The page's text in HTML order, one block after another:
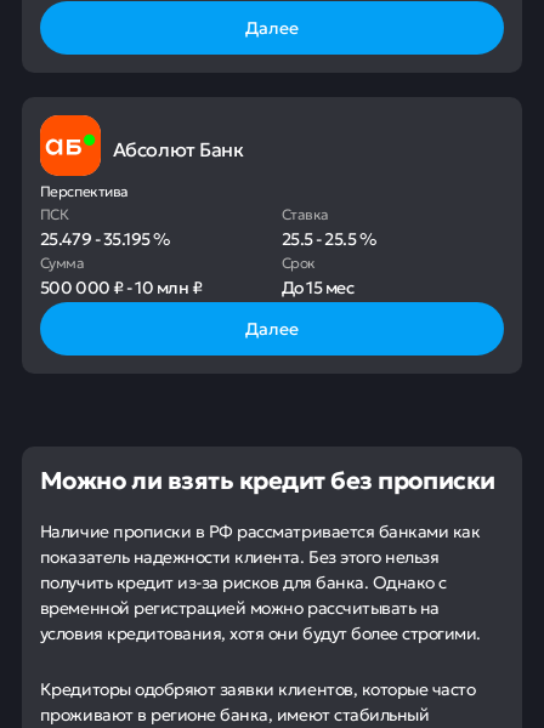
Далее
Абсолют Банк
Перспектива
ПСК
25.479-35.195%
Ставка
25.5-25.5%
Сумма
500 000 ₽-10 млн ₽
Срок
До15 мес
Далее
Можно ли взять кредит без прописки
Наличие прописки в РФ рассматривается банками как
показатель надежности клиента. Без этого нельзя
получить кредит из-за рисков для банка. Однако с
временной регистрацией можно рассчитывать на
условия кредитования, хотя они будут более строгими.
Кредиторы одобряют заявки клиентов, которые часто
проживают в регионе банка, имеют стабильный